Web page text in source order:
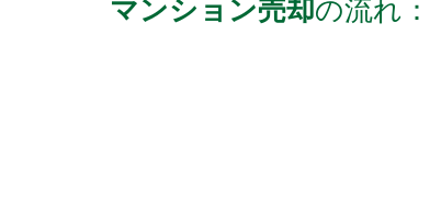
マンション売却の流れ：